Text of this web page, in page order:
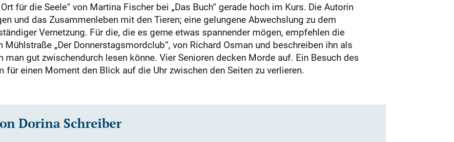
für die Seele“ von Martina Fischer bei „Das Buch“ gerade hoch im Kurs. Die Autorin
und das Zusammenleben mit den Tieren; eine gelungene Abwechslung zu dem
Vernetzung. Für die, die es gerne etwas spannender mögen, empfehlen die
Mühlstraße „Der Donnerstagsmordclub“, von Richard Osman und beschreiben ihn als
gut zwischendurch lesen könne. Vier Senioren decken Morde auf. Ein Besuch des
für einen Moment den Blick auf die Uhr zwischen den Seiten zu verlieren.
Dorina Schreiber